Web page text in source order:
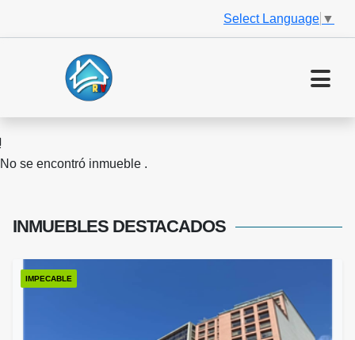
Select Language ▼
No se encontró inmueble .
INMUEBLES DESTACADOS
IMPECABLE